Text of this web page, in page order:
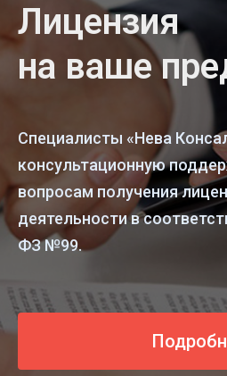
Лицензия
на ваше
Специалисты «Нева
консультационную
вопросам получения
деятельности в
ФЗ №99.